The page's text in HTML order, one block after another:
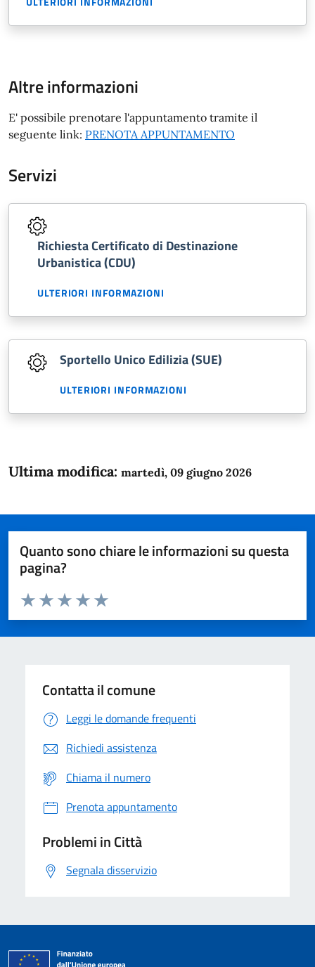
Altre informazioni
E' possibile prenotare l'appuntamento tramite il
seguente link: PRENOTA APPUNTAMENTO
Servizi
Richiesta Certificato di Destinazione
Urbanistica (CDU)
ULTERIORI INFORMAZIONI
Sportello Unico Edilizia (SUE)
ULTERIORI INFORMAZIONI
Ultima modifica: martedì, 09 giugno 2026
Quanto sono chiare le informazioni su questa
pagina?
Domanda
Valuta da 1 a 5 stelle la pagina
Valuta 5 stelle su 5
Valuta 4 stelle su 5
Valuta 3 stelle su 5
Valuta 2 stelle su 5
Valuta 1 stelle su 5
Contatta il comune
Leggi le domande frequenti
Richiedi assistenza
Chiama il numero
Prenota appuntamento
Problemi in Città
Segnala disservizio